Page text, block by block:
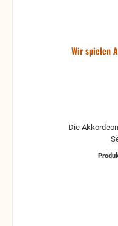
Wir spielen
Die